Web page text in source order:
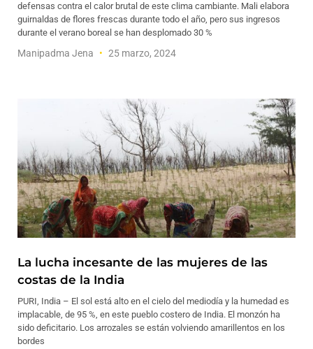
defensas contra el calor brutal de este clima cambiante. Mali elabora
guirnaldas de flores frescas durante todo el año, pero sus ingresos
durante el verano boreal se han desplomado 30 %
Manipadma Jena 25 marzo, 2024
La lucha incesante de las mujeres de las
costas de la India
PURI, India – El sol está alto en el cielo del mediodía y la humedad es
implacable, de 95 %, en este pueblo costero de India. El monzón ha
sido deficitario. Los arrozales se están volviendo amarillentos en los
bordes